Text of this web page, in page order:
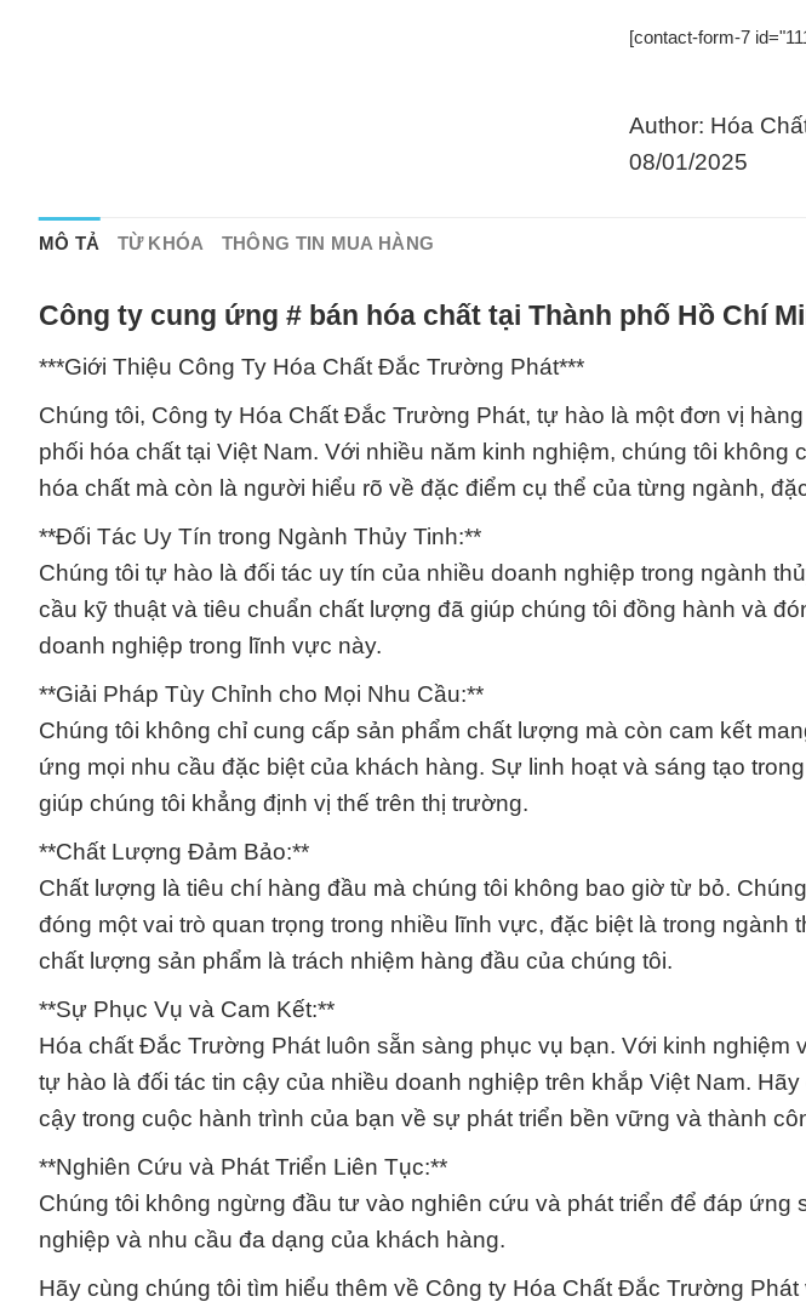
[contact-form-7
Author: Hóa
08/01/2025
MÔ TẢ TỪ KHÓA THÔNG TIN MUA HÀNG
Công ty cung ứng # bán hóa chất tại Thành phố Hồ Chí
***Giới Thiệu Công Ty Hóa Chất Đắc Trường Phát***
Chúng tôi, Công ty Hóa Chất Đắc Trường Phát, tự hào là một đơn vị
phối hóa chất tại Việt Nam. Với nhiều năm kinh nghiệm, chúng tôi không
hóa chất mà còn là người hiểu rõ về đặc điểm cụ thể của từng ngành,
**Đối Tác Uy Tín trong Ngành Thủy Tinh:**
Chúng tôi tự hào là đối tác uy tín của nhiều doanh nghiệp trong ngành
cầu kỹ thuật và tiêu chuẩn chất lượng đã giúp chúng tôi đồng hành và
doanh nghiệp trong lĩnh vực này.
**Giải Pháp Tùy Chỉnh cho Mọi Nhu Cầu:**
Chúng tôi không chỉ cung cấp sản phẩm chất lượng mà còn cam kết
ứng mọi nhu cầu đặc biệt của khách hàng. Sự linh hoạt và sáng tạo
giúp chúng tôi khẳng định vị thế trên thị trường.
**Chất Lượng Đảm Bảo:**
Chất lượng là tiêu chí hàng đầu mà chúng tôi không bao giờ từ bỏ.
đóng một vai trò quan trọng trong nhiều lĩnh vực, đặc biệt là trong ngành
chất lượng sản phẩm là trách nhiệm hàng đầu của chúng tôi.
**Sự Phục Vụ và Cam Kết:**
Hóa chất Đắc Trường Phát luôn sẵn sàng phục vụ bạn. Với kinh nghiệm
tự hào là đối tác tin cậy của nhiều doanh nghiệp trên khắp Việt Nam.
cậy trong cuộc hành trình của bạn về sự phát triển bền vững và thành
**Nghiên Cứu và Phát Triển Liên Tục:**
Chúng tôi không ngừng đầu tư vào nghiên cứu và phát triển để đáp ứng
nghiệp và nhu cầu đa dạng của khách hàng.
Hãy cùng chúng tôi tìm hiểu thêm về Công ty Hóa Chất Đắc Trường